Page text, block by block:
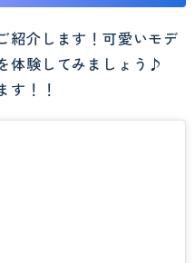
紹介します！可愛いモデ
体験してみましょう♪
す！！